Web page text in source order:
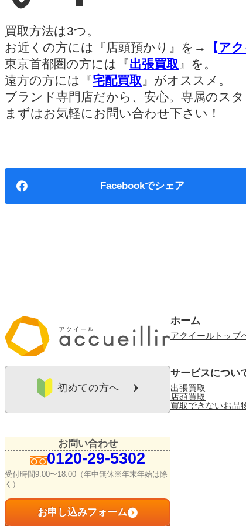
買取方法は3つ。
お近くの方には『店頭預かり』を→
【 ア
東京首都圏の方には『出張買取 』を。
遠方の方には『宅配買取 』がオススメ。
ブランド専門店だから、安心。専属のス
まずはお気軽にお問い合わせ下さい！
Facebook
初めての方へ
お問い合わせ
0120-29-5302
受付時間9:00〜18:00（年中無休※年末年始は除
く）
お申し込みフォーム
ホーム
アクイールトップ
サービスについ
出張買取
店頭買取
買取できないお品